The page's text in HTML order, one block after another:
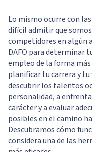
Lo mismo ocurre con
difícil admitir que
competidores en algún
DAFO para determinar
empleo de la forma
planificar tu carrera y tu
descubrir los talentos
personalidad, a
carácter y a evaluar
posibles en el camino
Descubramos cómo
considera una de las